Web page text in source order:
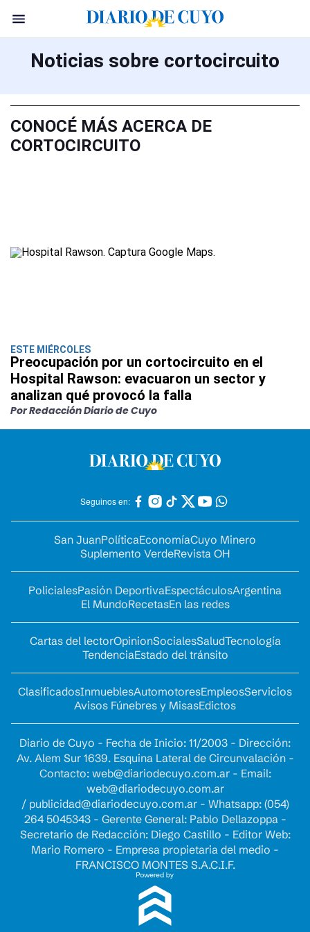
Noticias sobre cortocircuito
CONOCÉ MÁS ACERCA DE
CORTOCIRCUITO
ESTE MIÉRCOLES
Preocupación por un cortocircuito en el
Hospital Rawson: evacuaron un sector y
analizan qué provocó la falla
Por Redacción Diario de Cuyo
Seguinos en:
San JuanPolíticaEconomíaCuyo Minero
Suplemento VerdeRevista OH
PolicialesPasión DeportivaEspectáculosArgentina
El MundoRecetasEn las redes
Cartas del lectorOpinionSocialesSaludTecnología
TendenciaEstado del tránsito
ClasificadosInmueblesAutomotoresEmpleosServicios
Avisos Fúnebres y MisasEdictos
Diario de Cuyo - Fecha de Inicio: 11/2003 - Dirección:
Av. Alem Sur 1639. Esquina Lateral de Circunvalación -
Contacto: web@diariodecuyo.com.ar- Email:
web@diariodecuyo.com.ar
/ publicidad@diariodecuyo.com.ar- Whatsapp: (054)
264 5045343 - Gerente General: Pablo Dellazoppa -
Secretario de Redacción: Diego Castillo - Editor Web:
Mario Romero - Empresa propietaria del medio -
FRANCISCO MONTES S.A.C.I.F.